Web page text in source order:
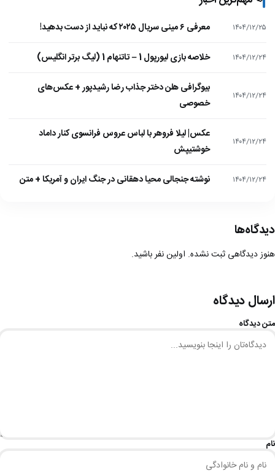
۱۴۰۴/۱۲/۲۵ معرفی ۶ مینی سریال ۲۰۲۵ که نباید از دست بدهید!
۱۴۰۴/۱۲/۲۴ خلاصه بازی لیورپول 1 – تاتنهام 1 (لیگ برتر انگلیس)
۱۴۰۴/۱۲/۲۴
بیوگرافی هلن دختر جذاب رضا رشیدپور + عکس‌های
خصوصی
۱۴۰۴/۱۲/۲۴
عکس| لیلا فروهر با لباس عروس فرانسوی کنار داماد
خوشتیپش
۱۴۰۴/۱۲/۲۴ نوشته جنجالی محیا دهقانی در جنگ ایران و آمریکا + متن
دیدگاه‌ها
هنوز دیدگاهی ثبت نشده. اولین نفر باشید.
ارسال دیدگاه
متن دیدگاه
نام